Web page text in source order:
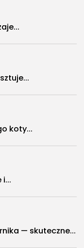
Treści w
autorskim.
koty...
— skuteczne...